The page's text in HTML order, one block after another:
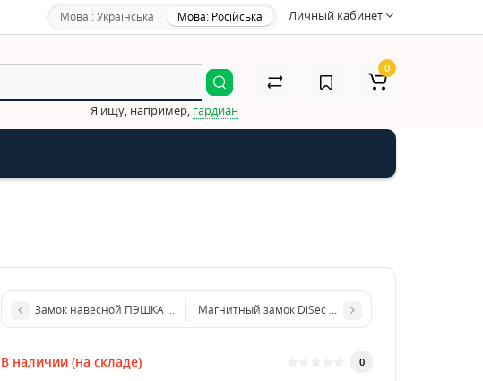
Личный кабинет
Мова : Українська Мова: Російська
Я ищу, например, гардиан
0
Замок навесной ПЭШКА GUSAM/SFB 94мм (лазерный ключ)
Магнитный замок DiSec MG600
В наличии (на складе) 0